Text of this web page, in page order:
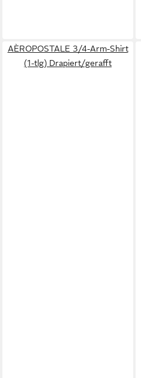
AÈROPOSTALE 3/4-Arm-Shirt
(1-tlg) Drapiert/gerafft